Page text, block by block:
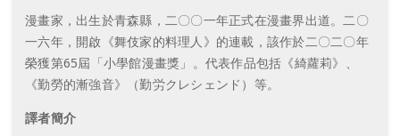
漫畫家，出生於青森縣，二〇〇一年正式在漫畫界出道。二〇
一六年，開啟《舞伎家的料理人》的連載，該作於二〇二〇年
榮獲第65屆「小學館漫畫獎」。代表作品包括《綺蘿莉》、
《勤勞的漸強音》（勤労クレシェンド）等。
譯者簡介